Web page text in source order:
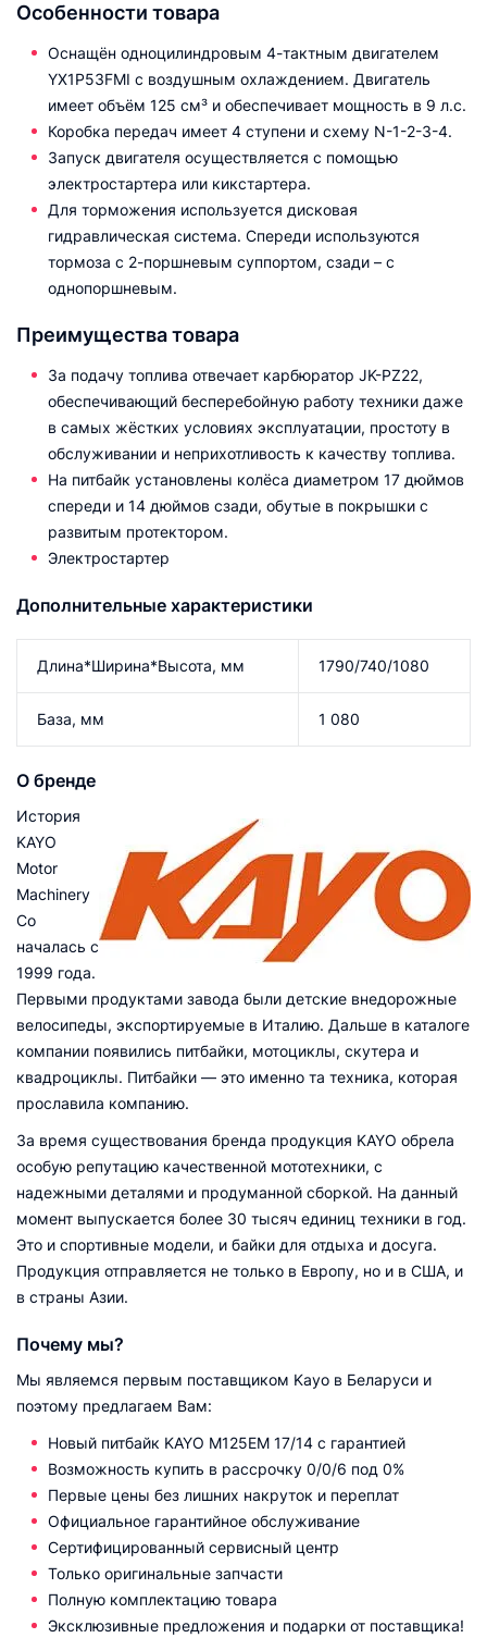
Особенности товара
Оснащён одноцилиндровым 4-тактным двигателем
YX1P53FMI с воздушным охлаждением. Двигатель
имеет объём 125 см³ и обеспечивает мощность в 9 л.с.
Коробка передач имеет 4 ступени и схему N-1-2-3-4.
Запуск двигателя осуществляется с помощью
электростартера или кикстартера.
Для торможения используется дисковая
гидравлическая система. Спереди используются
тормоза с 2-поршневым суппортом, сзади – с
однопоршневым.
Преимущества товара
За подачу топлива отвечает карбюратор JK-PZ22,
обеспечивающий бесперебойную работу техники даже
в самых жёстких условиях эксплуатации, простоту в
обслуживании и неприхотливость к качеству топлива.
На питбайк установлены колёса диаметром 17 дюймов
спереди и 14 дюймов сзади, обутые в покрышки с
развитым протектором.
Электростартер
Дополнительные характеристики
Длина*Ширина*Высота, мм 1790/740/1080
База, мм 1 080
О бренде
История
KAYO
Motor
Machinery
Со
началась с
1999 года.
Первыми продуктами завода были детские внедорожные
велосипеды, экспортируемые в Италию. Дальше в каталоге
компании появились питбайки, мотоциклы, скутера и
квадроциклы. Питбайки — это именно та техника, которая
прославила компанию.
За время существования бренда продукция KAYO обрела
особую репутацию качественной мототехники, с
надежными деталями и продуманной сборкой. На данный
момент выпускается более 30 тысяч единиц техники в год.
Это и спортивные модели, и байки для отдыха и досуга.
Продукция отправляется не только в Европу, но и в США, и
в страны Азии.
Почему мы?
Мы являемся первым поставщиком Kayo в Беларуси и
поэтому предлагаем Вам:
Новый питбайк KAYO M125EM 17/14 с гарантией
Возможность купить в рассрочку 0/0/6 под 0%
Первые цены без лишних накруток и переплат
Официальное гарантийное обслуживание
Сертифицированный сервисный центр
Только оригинальные запчасти
Полную комплектацию товара
Эксклюзивные предложения и подарки от поставщика!